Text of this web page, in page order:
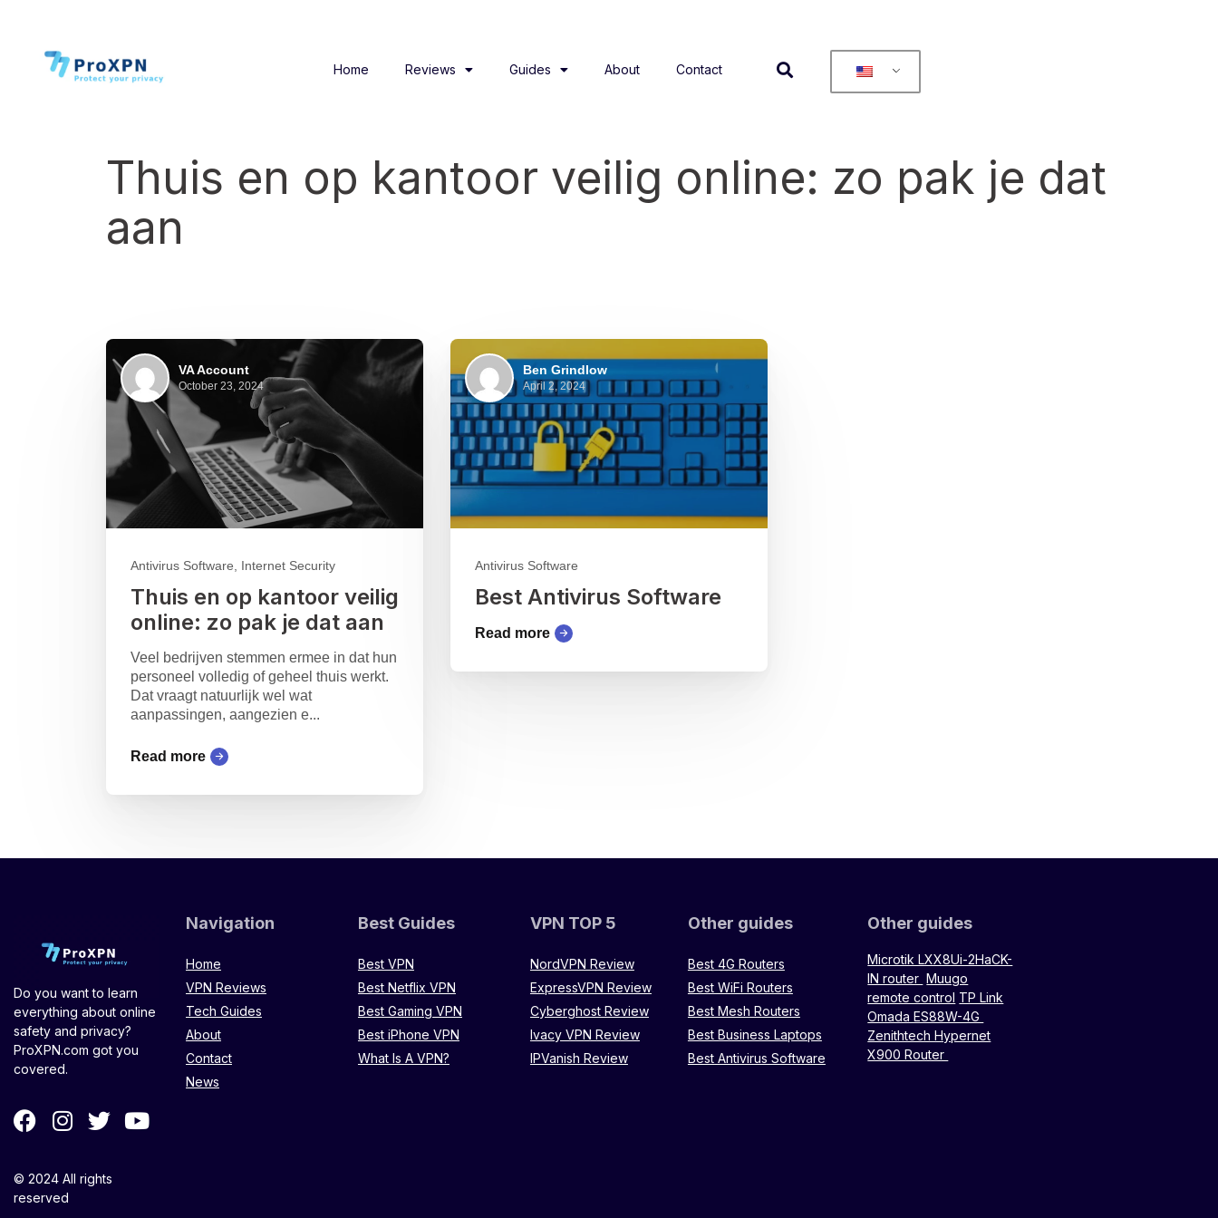
Home Reviews Guides About Contact
Thuis en op kantoor veilig online: zo pak je dat
aan
VA Account
October 23, 2024
Antivirus Software, Internet Security
Thuis en op kantoor veilig
online: zo pak je dat aan
Veel bedrijven stemmen ermee in dat hun
personeel volledig of geheel thuis werkt.
Dat vraagt natuurlijk wel wat
aanpassingen, aangezien e...
Read more
Ben Grindlow
April 2, 2024
Antivirus Software
Best Antivirus Software
Read more
Do you want to learn
everything about online
safety and privacy?
ProXPN.com got you
covered.
© 2024 All rights
reserved
Navigation
Home
VPN Reviews
Tech Guides
About
Contact
News
Best Guides
Best VPN
Best Netflix VPN
Best Gaming VPN
Best iPhone VPN
What Is A VPN?
VPN TOP 5
NordVPN Review
ExpressVPN Review
Cyberghost Review
Ivacy VPN Review
IPVanish Review
Other guides
Best 4G Routers
Best WiFi Routers
Best Mesh Routers
Best Business Laptops
Best Antivirus Software
Other guides
Microtik LXX8Ui-2HaCK-
IN router Muugo
remote control TP Link
Omada ES88W-4G
Zenithtech Hypernet
X900 Router